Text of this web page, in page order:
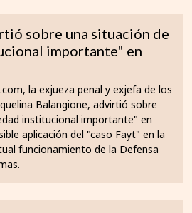
sobre una situación de
importante" en
la exjueza penal y exjefa de los
Balangione, advirtió sobre
institucional importante" en
aplicación del "caso Fayt" en la
funcionamiento de la Defensa